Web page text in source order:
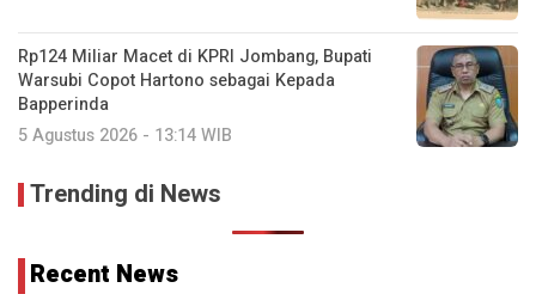
Rp124 Miliar Macet di KPRI Jombang, Bupati
Warsubi Copot Hartono sebagai Kepada
Bapperinda
5 Agustus 2026 - 13:14 WIB
Trending di News
Recent News